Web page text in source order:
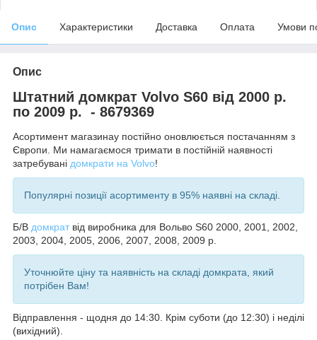
Опис Характеристики Доставка Оплата Умови
Опис
Штатний домкрат Volvo S60 від 2000 р.
по 2009 р. - 8679369
Асортимент магазинау постійно оновлюється постачанням з
Європи. Ми намагаємося тримати в постійній наявності
затребувані домкрати на Volvo!
Популярні позиції асортименту в 95% наявні на складі.
Б/В домкратвід виробника для Вольво S60 2000, 2001, 2002,
2003, 2004, 2005, 2006, 2007, 2008, 2009 р.
Уточнюйте ціну та наявність на складі домкрата, який
потрібен Вам!
Відправлення - щодня до 14:30. Крім суботи (до 12:30) і неділі
(вихідний).